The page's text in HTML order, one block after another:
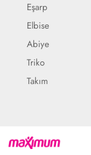
Eşarp
Elbise
Abiye
Triko
Takım